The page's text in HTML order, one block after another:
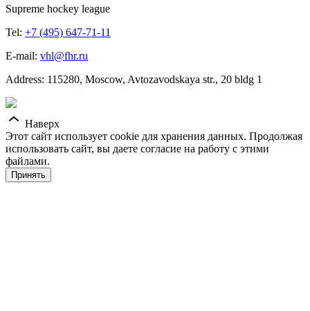
Supreme hockey league
Tel: +7 (495) 647-71-11
E-mail: vhl@fhr.ru
Address: 115280, Moscow, Avtozavodskaya str., 20 bldg 1
Наверх
Этот сайт использует cookie для хранения данных. Продолжая
использовать сайт, вы даете согласие на работу с этими
файлами.
Принять